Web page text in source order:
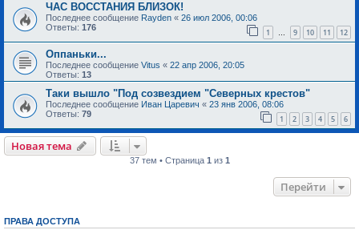
ЧАС ВОССТАНИЯ БЛИЗОК!
Последнее сообщение Rayden « 26 июл 2006, 00:06
Ответы: 176 1 … 9 10 11 12
Оппаньки...
Последнее сообщение Vitus « 22 апр 2006, 20:05
Ответы: 13
Таки вышло "Под созвездием "Северных крестов"
Последнее сообщение Иван Царевич « 23 янв 2006, 08:06
Ответы: 79 1 2 3 4 5 6
Новая тема
37 тем • Страница 1 из 1
Перейти
ПРАВА ДОСТУПА